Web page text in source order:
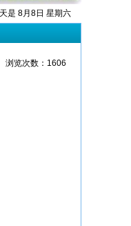
是 8月8日 星期六
浏览次数：1606